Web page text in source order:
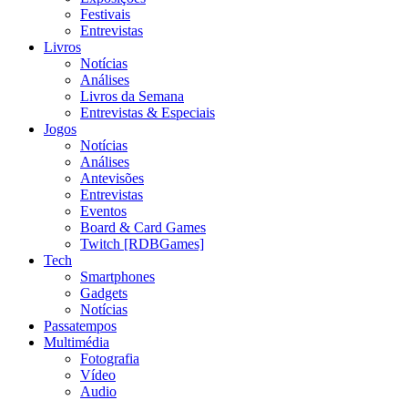
Festivais
Entrevistas
Livros
Notícias
Análises
Livros da Semana
Entrevistas & Especiais
Jogos
Notícias
Análises
Antevisões
Entrevistas
Eventos
Board & Card Games
Twitch [RDBGames]
Tech
Smartphones
Gadgets
Notícias
Passatempos
Multimédia
Fotografia
Vídeo
Audio